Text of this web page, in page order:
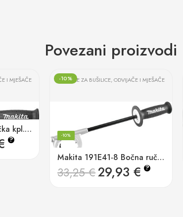
Povezani proizvodi
I MJEŠAČE
Makita 123257-7 Ručka kpl. HP458D
?
-10%
RUČKE ZA BUŠILICE, ODVIJAČE I MJEŠAČE
Makita 191E41-8 Bočna ručka za DF002G,HP002G, DHP484
-10%
33,25€29,93 € ?